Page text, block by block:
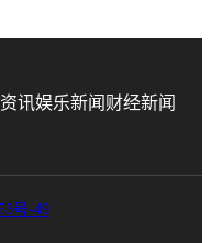
讯娱乐新闻 财经新闻
号-49